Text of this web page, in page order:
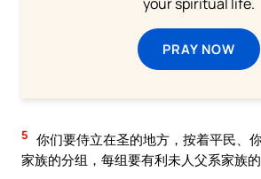
your spiritual life.
PRAY NOW
5 你们要侍立在圣的地方，按着平民、
家族的分组，每组要有利未人父系家族的